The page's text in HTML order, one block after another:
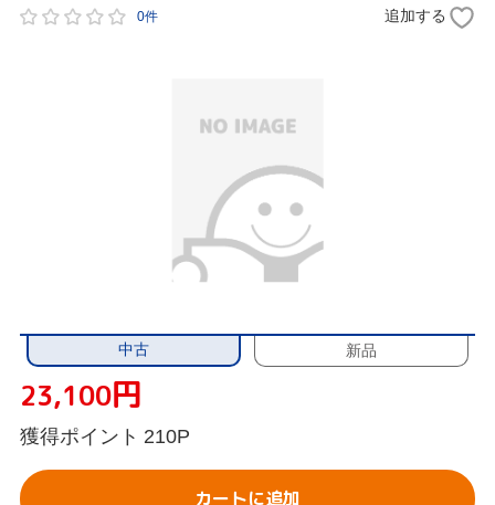
0件 追加する
中古 新品
23,100円
獲得ポイント 210P
カートに追加